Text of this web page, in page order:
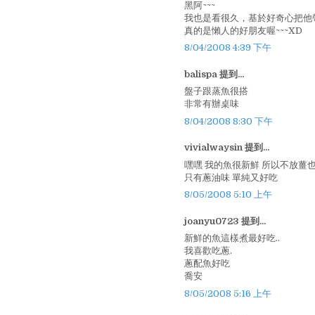
黑阿~~~
我也是看很久，基於好奇心把他
真的是懶人的好朋友喔~~~XD
8/04/2008 4:39 下午
balispa 提到...
盤子跟蒸魚很搭
非常有辦桌味
8/04/2008 8:30 下午
vivialwaysin 提到...
嘿嘿 我的魚很新鮮 所以不放薑
只有蔥油味 單純又好吃
8/05/2008 5:10 上午
joanyu0723 提到...
新鮮的魚這樣煮最好吃..
我喜歡吃蔥.
蔥配魚好吃
喬安
8/05/2008 5:16 上午